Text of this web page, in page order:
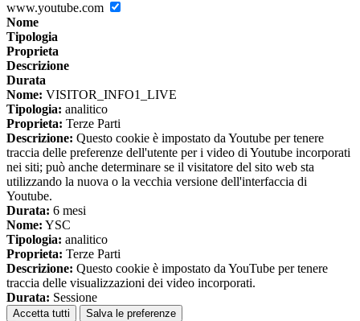
www.youtube.com
Nome
Tipologia
Proprieta
Descrizione
Durata
Nome: VISITOR_INFO1_LIVE
Tipologia: analitico
Proprieta: Terze Parti
Descrizione: Questo cookie è impostato da Youtube per tenere
traccia delle preferenze dell'utente per i video di Youtube incorporati
nei siti; può anche determinare se il visitatore del sito web sta
utilizzando la nuova o la vecchia versione dell'interfaccia di
Youtube.
Durata: 6 mesi
Nome: YSC
Tipologia: analitico
Proprieta: Terze Parti
Descrizione: Questo cookie è impostato da YouTube per tenere
traccia delle visualizzazioni dei video incorporati.
Durata: Sessione
Accetta tutti Salva le preferenze